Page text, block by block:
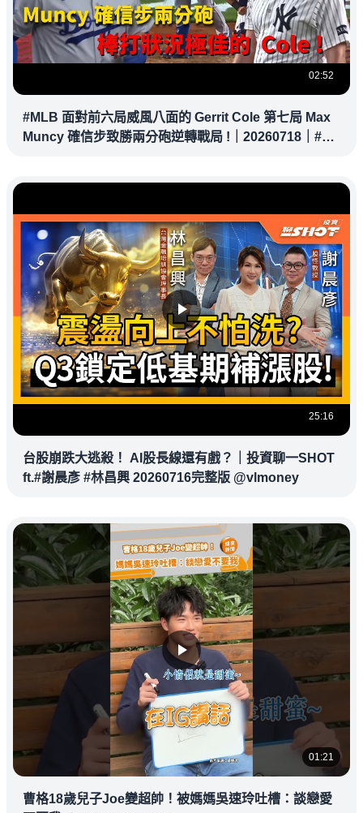
02:52
#MLB 面對前六局威風八面的 Gerrit Cole 第七局 Max
Muncy 確信步致勝兩分砲逆轉戰局 !｜20260718｜#洛
25:16
台股崩跌大逃殺！ AI股長線還有戲？｜投資聊一SHOT
ft.#謝晨彥 #林昌興 20260716完整版 @vlmoney
01:21
曹格18歲兒子Joe變超帥！被媽媽吳速玲吐槽：談戀愛